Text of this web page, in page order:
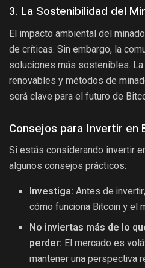
3. La Sostenibilidad del
El impacto ambiental del
de críticas. Sin embargo, la
soluciones más sostenibles.
renovables y métodos de
será clave para el futuro de
Consejos para Invertir en
Si estás considerando invertir
algunos consejos prácticos:
Investiga: Antes de
cómo funciona Bitcoin y el
No inviertas más de lo
perder: El mercado es
mantener una perspectiva